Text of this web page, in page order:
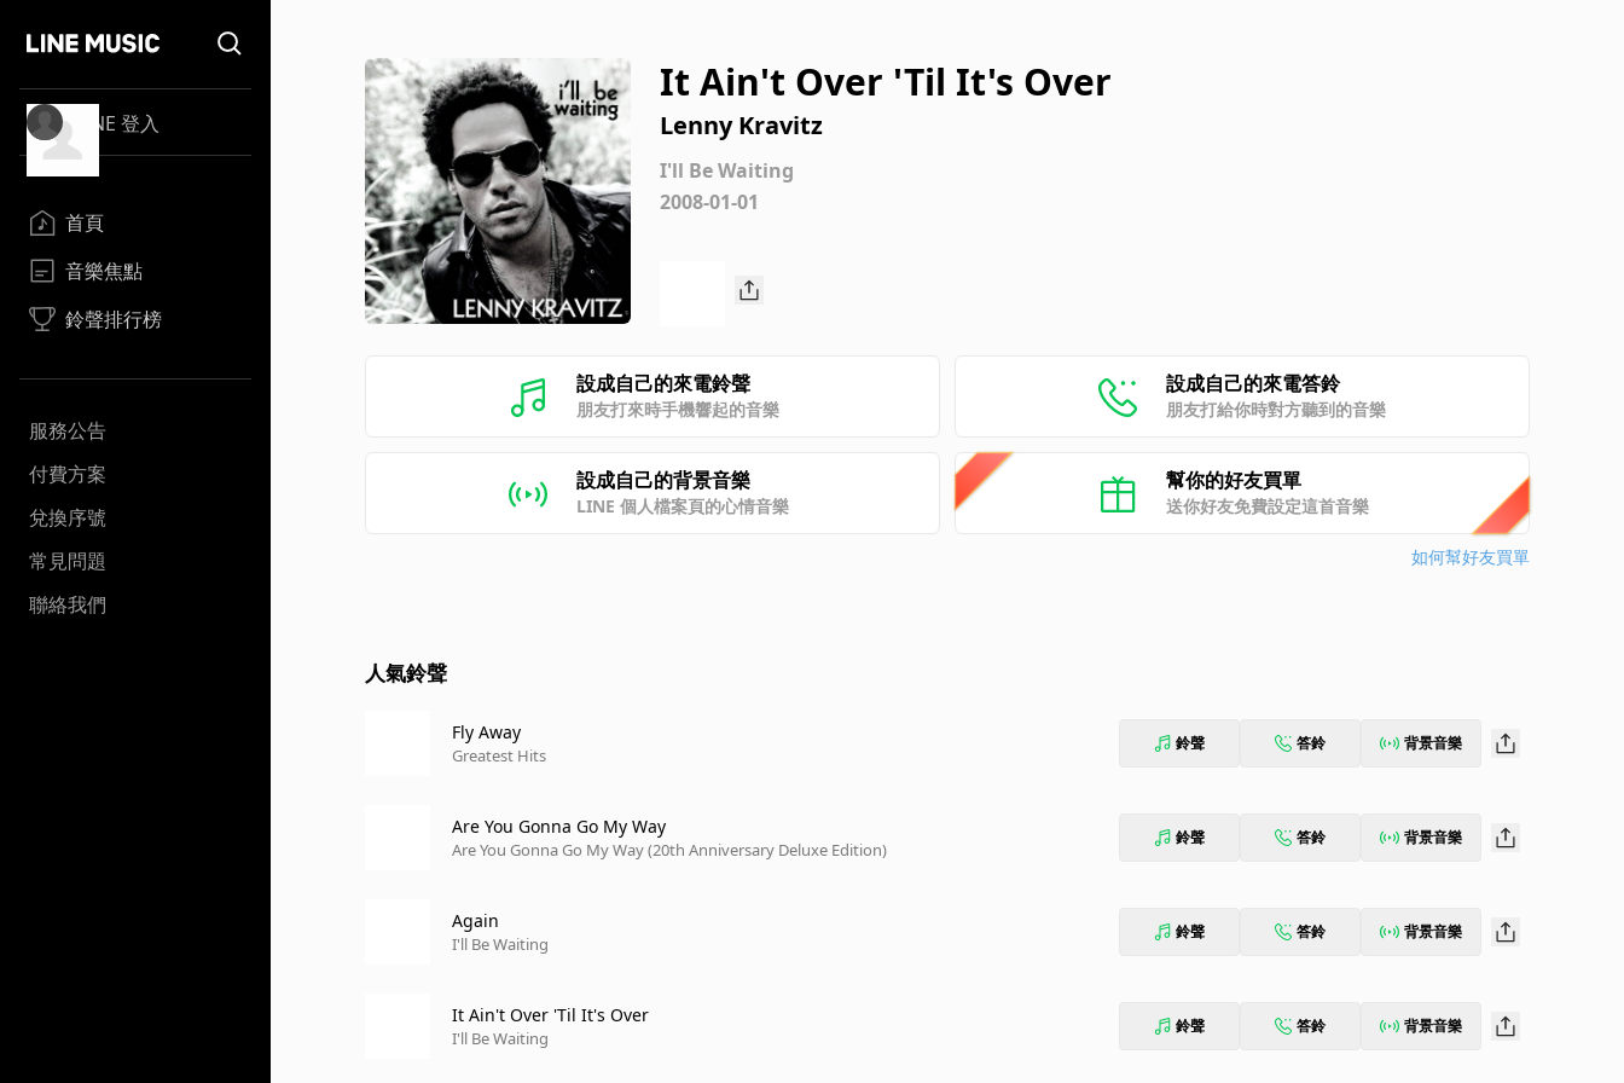
LINE 登入
首頁
音樂焦點
鈴聲排行榜
服務公告
付費方案
兌換序號
常見問題
聯絡我們
It Ain't Over 'Til It's Over
Lenny Kravitz
I'll Be Waiting
2008-01-01
設成自己的來電鈴聲
朋友打來時手機響起的音樂
設成自己的來電答鈴
朋友打給你時對方聽到的音樂
設成自己的背景音樂
LINE 個人檔案頁的心情音樂
幫你的好友買單
送你好友免費設定這首音樂
如何幫好友買單
人氣鈴聲
Fly Away
Greatest Hits
鈴聲 答鈴 背景音樂
Are You Gonna Go My Way
Are You Gonna Go My Way (20th Anniversary Deluxe Edition)
鈴聲 答鈴 背景音樂
Again
I'll Be Waiting
鈴聲 答鈴 背景音樂
It Ain't Over 'Til It's Over
I'll Be Waiting
鈴聲 答鈴 背景音樂